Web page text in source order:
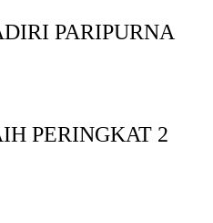
PARIPURNA
PERINGKAT 2